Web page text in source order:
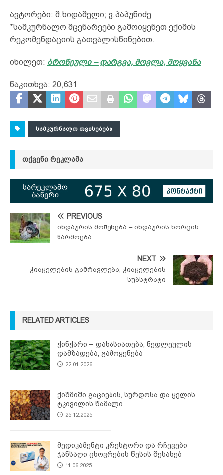
ავტორები: შ.ხიდაშელი; ვ.პაპუნიძე
*სამკურნალო მცენარეები გამოიყენეთ ექიმის
რეკომენდაციის გათვალისწინებით.
იხილეთ: ბროწეული – დარგვა, მოვლა, მოყვანა
წაკითხვა: 20,631
ᲡᲐᲛᲙᲣᲠᲜᲐᲚᲝ ᲗᲕᲘᲡᲔᲑᲔᲑᲘ
ᲗᲥᲕᲔᲜᲘ ᲠᲔᲙᲚᲐᲛᲐ
PREVIOUS
ინდაურის მოშენება – ინდაურის ხორცის
წარმოება
NEXT
ჭიაყელების გამრავლება, ჭიაყელების
სუბსტრატი
RELATED ARTICLES
ჭინჭარი – დახასიათება, ნედლეულის
დამზადება, გამოყენება
22.01.2026
ქიშმიში გაციების, სურდოსა და ყელის
ტკივილის წამალი
25.12.2025
მედიკამენტი კრესტორი და რჩევები
ჯანსაღი ცხოვრების წესის შესახებ
11.06.2025